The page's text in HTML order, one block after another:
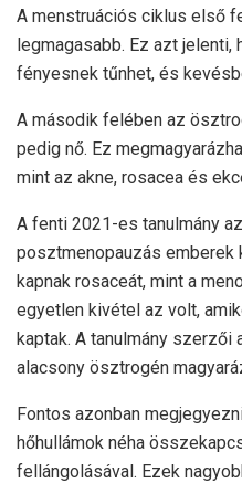
A menstruációs ciklus első
legmagasabb. Ez azt jelenti,
fényesnek tűnhet, és
A második felében az
pedig nő. Ez
mint az akne, rosacea és
A fenti 2021-es tanulmány
posztmenopauzás
kapnak rosaceát, mint a
egyetlen kivétel az volt,
kaptak. A tanulmány
alacsony ösztrogén
Fontos azonban
hőhullámok néha
fellángolásával. Ezek